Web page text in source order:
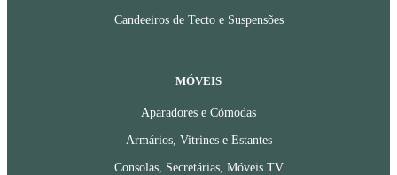
Candeeiros de Tecto e Suspensões
MÓVEIS
Aparadores e Cómodas
Armários, Vitrines e Estantes
Consolas, Secretárias, Móveis TV